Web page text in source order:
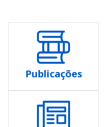
Publicações